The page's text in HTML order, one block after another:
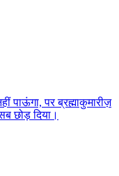
पाऊंगा, पर ब्रह्माकुमारीज़
छोड़ दिया।